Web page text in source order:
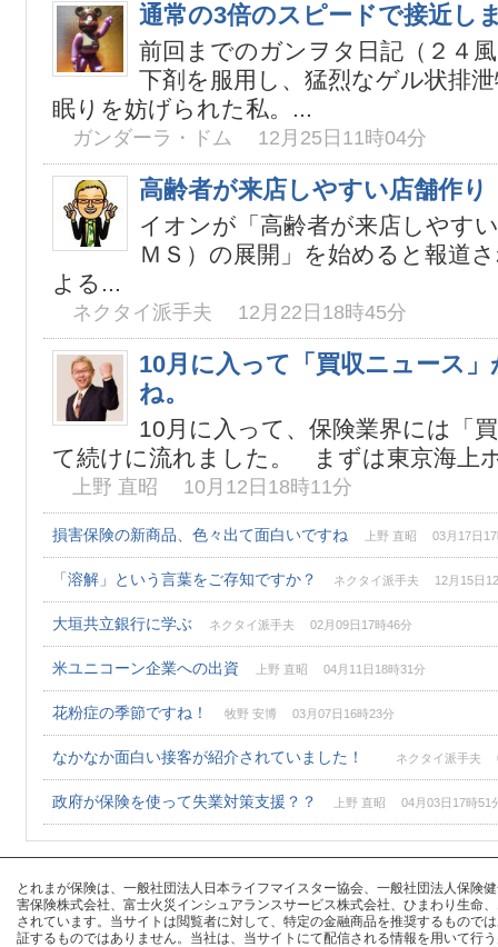
通常の3倍のスピードで接近し
前回までのガンヲタ日記（２４
下剤を服用し、猛烈なゲル状排
眠りを妨げられた私。...
ガンダーラ・ドム 12月25日11時04分
高齢者が来店しやすい店舗作り
イオンが「高齢者が来店しやす
ＭＳ）の展開」を始めると報道
よる...
ネクタイ派手夫 12月22日18時45分
10月に入って「買収ニュース
ね。
10月に入って、保険業界には「
て続けに流れました。 まずは東京海上
上野 直昭 10月12日18時11分
損害保険の新商品、色々出て面白いですね 上野 直昭 03月17日17
「溶解」という言葉をご存知ですか？ ネクタイ派手夫 12月15日
大垣共立銀行に学ぶ ネクタイ派手夫 02月09日17時46分
米ユニコーン企業への出資 上野 直昭 04月11日18時31分
花粉症の季節ですね！ 牧野 安博 03月07日16時23分
なかなか面白い接客が紹介されていました！ ネクタイ派手夫
政府が保険を使って失業対策支援？？ 上野 直昭 04月03日17時51
とれまが保険は、一般社団法人日本ライフマイスター協会、一般社団法人保
害保険株式会社、富士火災インシュアランスサービス株式会社、ひまわり生命
されています。当サイトは閲覧者に対して、特定の金融商品を推奨するもので
証するものではありません。当社は、当サイトにて配信される情報を用いて行